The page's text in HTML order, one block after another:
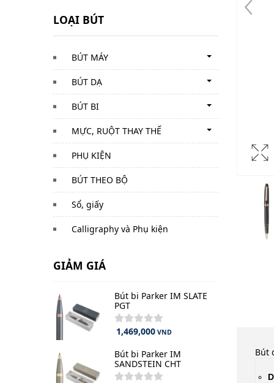
LOẠI BÚT
BÚT MÁY
BÚT DẠ
BÚT BI
MỰC, RUỘT THAY THẾ
PHỤ KIỆN
BÚT THEO BỘ
Sổ, giấy
Calligraphy và Phụ kiện
GIẢM GIÁ
Bút bi Parker IM SLATE
PGT
1,469,000 VND
Bút bi Parker IM
SANDSTEIN CHT
Bút